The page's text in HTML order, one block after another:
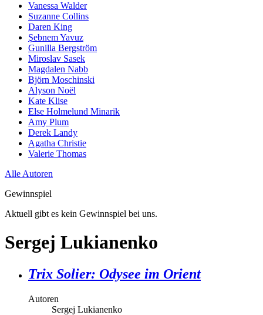
Vanessa Walder
Suzanne Collins
Daren King
Şebnem Yavuz‎
Gunilla Bergström
Miroslav Sasek
Magdalen Nabb
Björn Moschinski
Alyson Noël
Kate Klise
Else Holmelund Minarik
Amy Plum
Derek Landy
Agatha Christie
Valerie Thomas
Alle Autoren
Gewinnspiel
Aktuell gibt es kein Gewinnspiel bei uns.
Sergej Lukianenko
Trix Solier: Odysee im Orient
Autoren
Sergej Lukianenko